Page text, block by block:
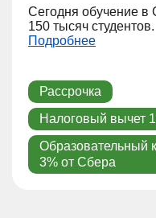
Сегодня обучение в
150 тысяч студентов.
Подробнее
Рассрочка
Налоговый вычет
Образовательный
3% от Сбера